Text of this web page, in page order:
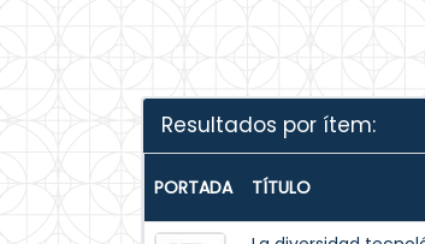
Resultados por ítem:
PORTADA TÍTULO